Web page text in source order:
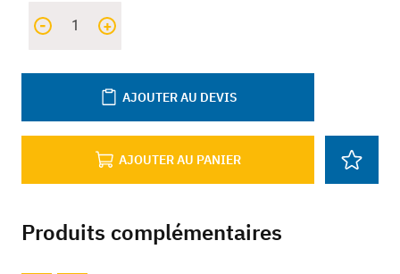
+
-
AJOUTER AU PANIER
AJOUTER AU DEVIS
Produits complémentaires